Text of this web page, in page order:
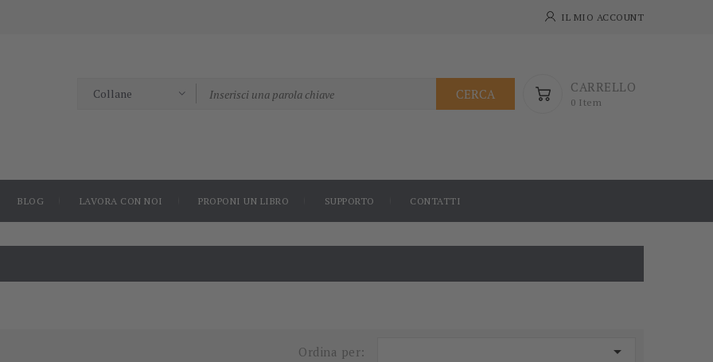
IL MIO ACCOUNT
CARRELLO
0 Item
CERCA
BLOG LAVORA CON NOI PROPONI UN LIBRO SUPPORTO CONTATTI
Ordina per: 